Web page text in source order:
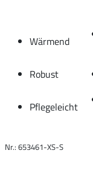
Wärmend
Robust
Pflegeleicht
Nr.: 653461-XS-S